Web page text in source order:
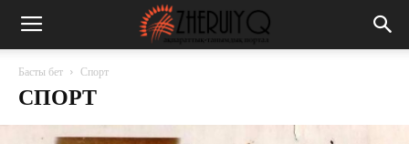
Басты бет Спорт
СПОРТ